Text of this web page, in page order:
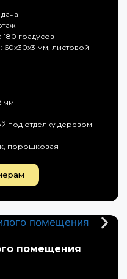
градусов
мм, листовой
мм
под отделку деревом
порошковая
помещения